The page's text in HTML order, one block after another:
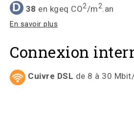
D 38 en kgeq CO2/m2.an
En savoir plus
Connexion
Cuivre DSL de 8 à 30